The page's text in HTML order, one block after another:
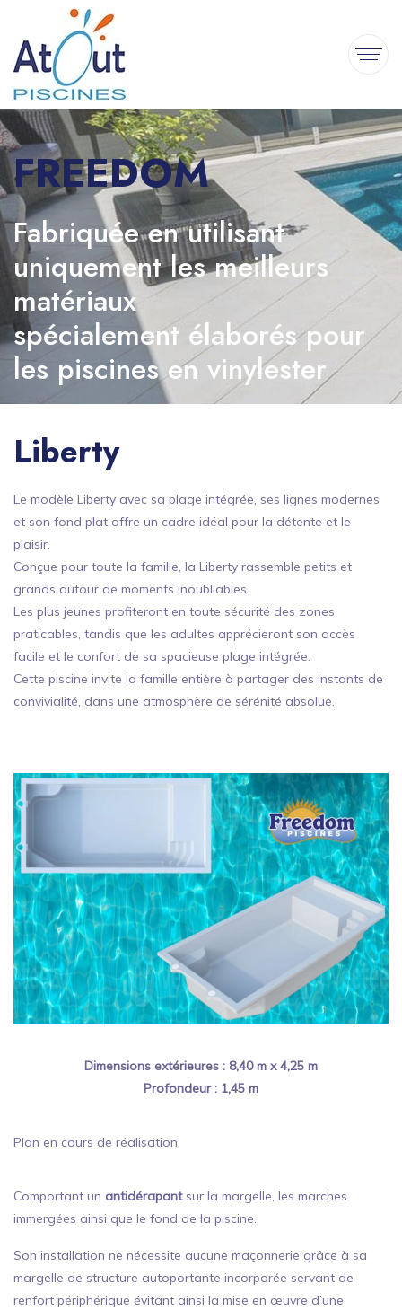
FREEDOM
Fabriquée en utilisant
uniquement les meilleurs
matériaux
spécialement élaborés pour
les piscines en vinylester
Liberty
Le modèle Liberty avec sa plage intégrée, ses lignes modernes
et son fond plat offre un cadre idéal pour la détente et le
plaisir.
Conçue pour toute la famille, la Liberty rassemble petits et
grands autour de moments inoubliables.
Les plus jeunes profiteront en toute sécurité des zones
praticables, tandis que les adultes apprécieront son accès
facile et le confort de sa spacieuse plage intégrée.
Cette piscine invite la famille entière à partager des instants de
convivialité, dans une atmosphère de sérénité absolue.
Dimensions extérieures : 8,40 m x 4,25 m
Profondeur : 1,45 m
Plan en cours de réalisation.
Comportant un antidérapantsur la margelle, les marches
immergées ainsi que le fond de la piscine.
Son installation ne nécessite aucune maçonnerie grâce à sa
margelle de structure autoportante incorporée servant de
renfort périphérique évitant ainsi la mise en œuvre d’une